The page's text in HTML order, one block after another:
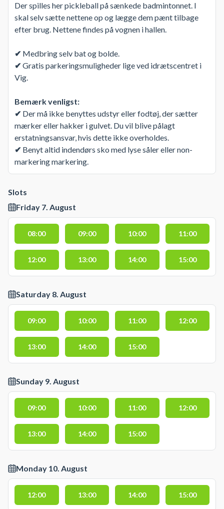
Der spilles her pickleball på sænkede badmintonnet. I
skal selv sætte nettene op og lægge dem pænt tilbage
efter brug. Nettene findes på vognen i hallen.
✔ Medbring selv bat og bolde.
✔ Gratis parkeringsmuligheder lige ved idrætscentret i
Vig.
Bemærk venligst:
✔ Der må ikke benyttes udstyr eller fodtøj, der sætter
mærker eller hakker i gulvet. Du vil blive pålagt
erstatningsansvar, hvis dette ikke overholdes.
✔ Benyt altid indendørs sko med lyse såler eller non-
markering markering.
Slots
Friday 7. August
08:00 09:00 10:00 11:00
12:00 13:00 14:00 15:00
Saturday 8. August
09:00 10:00 11:00 12:00
13:00 14:00 15:00
Sunday 9. August
09:00 10:00 11:00 12:00
13:00 14:00 15:00
Monday 10. August
12:00 13:00 14:00 15:00